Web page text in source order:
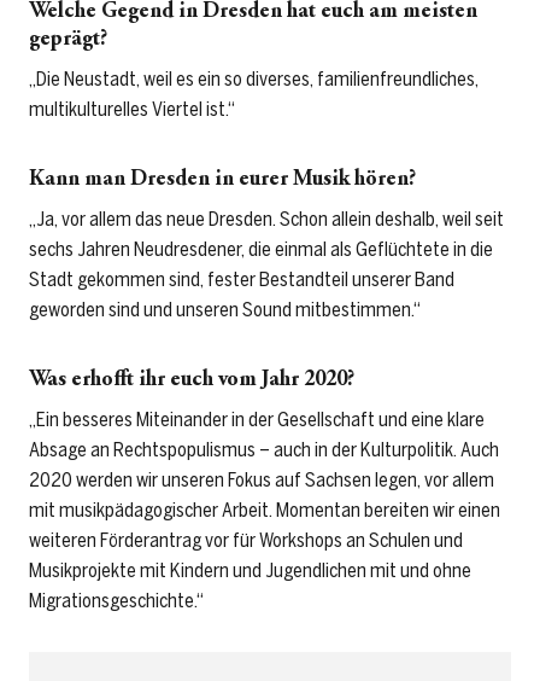
Welche Gegend in Dresden hat euch am meisten
geprägt?
„Die Neustadt, weil es ein so diverses, familienfreundliches,
multikulturelles Viertel ist.“
Kann man Dresden in eurer Musik hören?
„Ja, vor allem das neue Dresden. Schon allein deshalb, weil seit
sechs Jahren Neudresdener, die einmal als Geflüchtete in die
Stadt gekommen sind, fester Bestandteil unserer Band
geworden sind und unseren Sound mitbestimmen.“
Was erhofft ihr euch vom Jahr 2020?
„Ein besseres Miteinander in der Gesellschaft und eine klare
Absage an Rechtspopulismus – auch in der Kulturpolitik. Auch
2020 werden wir unseren Fokus auf Sachsen legen, vor allem
mit musikpädagogischer Arbeit. Momentan bereiten wir einen
weiteren Förderantrag vor für Workshops an Schulen und
Musikprojekte mit Kindern und Jugendlichen mit und ohne
Migrationsgeschichte.“